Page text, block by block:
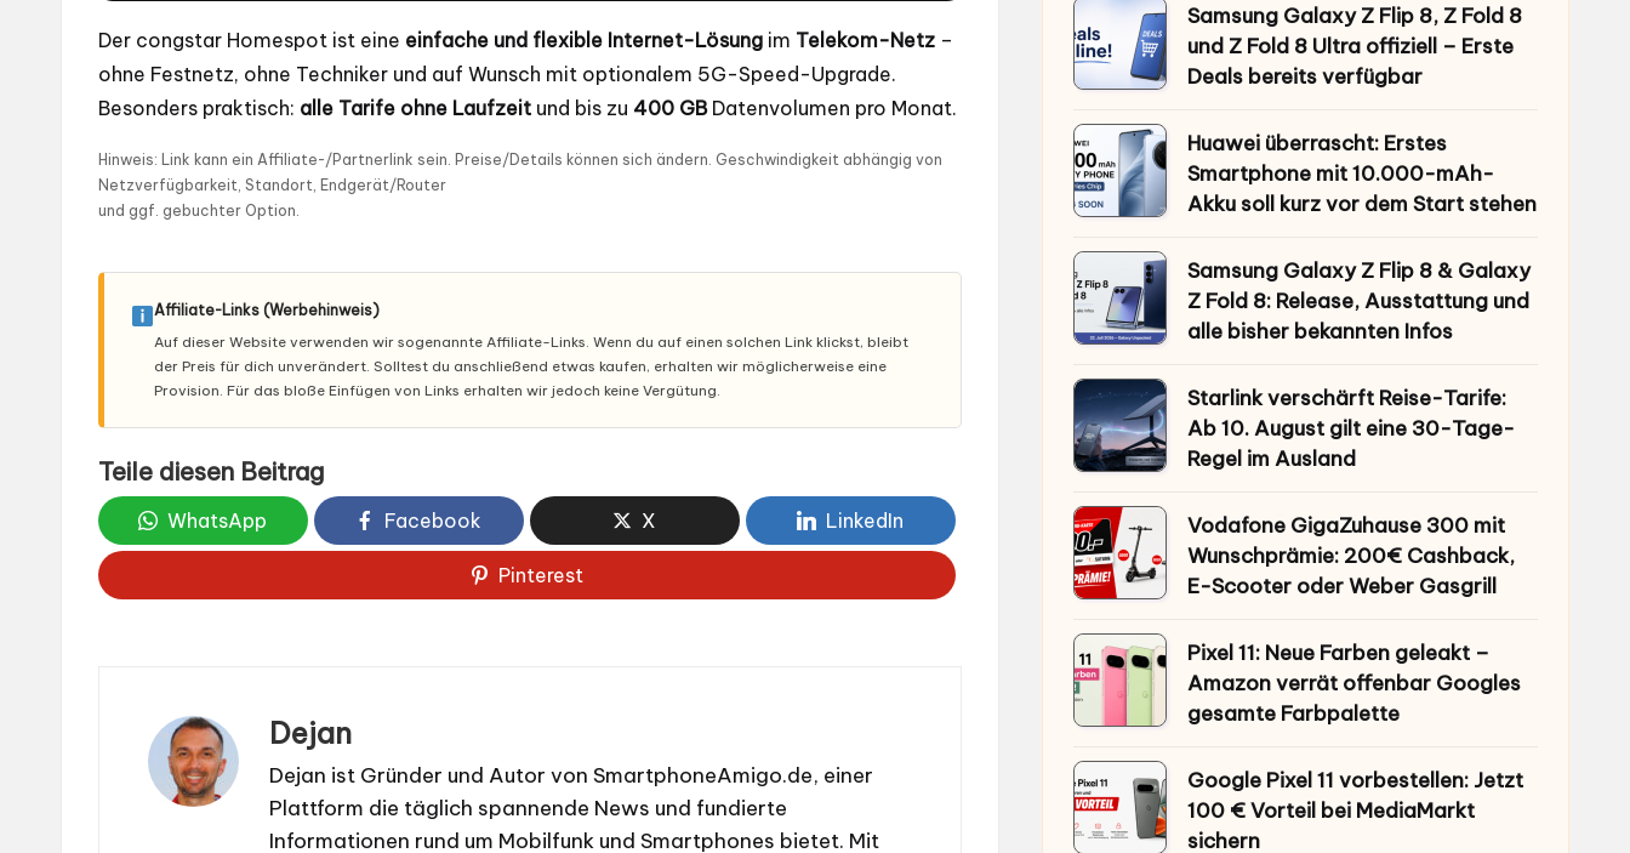
Der congstar Homespot ist eine einfache und flexible Internet-Lösung im Telekom-Netz –
ohne Festnetz, ohne Techniker und auf Wunsch mit optionalem 5G-Speed-Upgrade.
Besonders praktisch: alle Tarife ohne Laufzeit und bis zu 400 GB Datenvolumen pro Monat.
Hinweis: Link kann ein Affiliate-/Partnerlink sein. Preise/Details können sich ändern. Geschwindigkeit abhängig von
Netzverfügbarkeit, Standort, Endgerät/Router
und ggf. gebuchter Option.
Affiliate-Links (Werbehinweis)
Auf dieser Website verwenden wir sogenannte Affiliate-Links. Wenn du auf einen solchen Link klickst, bleibt
der Preis für dich unverändert. Solltest du anschließend etwas kaufen, erhalten wir möglicherweise eine
Provision. Für das bloße Einfügen von Links erhalten wir jedoch keine Vergütung.
Teile diesen Beitrag
WhatsApp Facebook X LinkedIn
Pinterest
Dejan
Dejan ist Gründer und Autor von SmartphoneAmigo.de, einer
Plattform die täglich spannende News und fundierte
Informationen rund um Mobilfunk und Smartphones bietet. Mit
Samsung Galaxy Z Flip 8, Z Fold 8
und Z Fold 8 Ultra offiziell – Erste
Deals bereits verfügbar
Huawei überrascht: Erstes
Smartphone mit 10.000-mAh-
Akku soll kurz vor dem Start stehen
Samsung Galaxy Z Flip 8 & Galaxy
Z Fold 8: Release, Ausstattung und
alle bisher bekannten Infos
Starlink verschärft Reise-Tarife:
Ab 10. August gilt eine 30-Tage-
Regel im Ausland
Vodafone GigaZuhause 300 mit
Wunschprämie: 200€ Cashback,
E-Scooter oder Weber Gasgrill
Pixel 11: Neue Farben geleakt –
Amazon verrät offenbar Googles
gesamte Farbpalette
Google Pixel 11 vorbestellen: Jetzt
100 € Vorteil bei MediaMarkt
sichern